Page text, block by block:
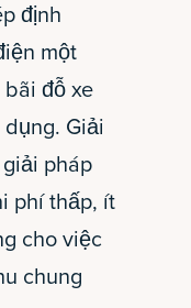
định
một
đỗ xe
Giải
pháp
phí thấp, ít
cho việc
chung